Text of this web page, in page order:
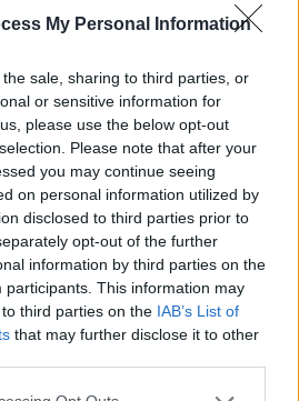
My Personal Information
sale, sharing to third parties, or
or sensitive information for
please use the below opt-out
Please note that after your
you may continue seeing
on personal information utilized by
disclosed to third parties prior to
opt-out of the further
information by third parties on the
participants. This information may
third parties on the IAB’s List of
that may further disclose it to other
κατάσταση μεταξύ
κι’ ενώ οι «Azzurri»
στην κορυφαία
της υφηλίου.Ενα
απίθανο, αλλά είναι
Ζαμπόλι, φίλος και στενός
επιβεβαίωσε ότι
πρόεδρο, καθώς και
Τζιάνι Ινφαντίνο την